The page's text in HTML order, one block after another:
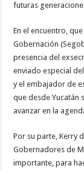
futuras
En el encuentro,
Gobernación
presencia del
enviado especial
y el embajador de
que desde Yucatán
avanzar en la
Por su parte, Kerry
Gobernadores de
importante, para